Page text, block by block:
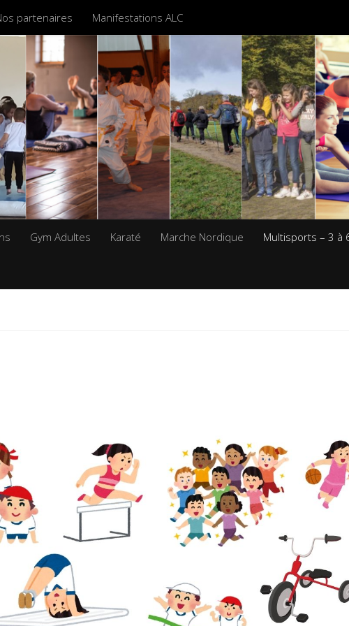
partenaires Manifestations ALC
Gym Adultes Karaté Marche Nordique Multisports – 3 à